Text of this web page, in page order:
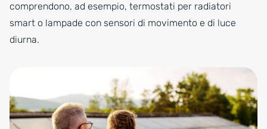
comprendono, ad esempio, termostati per radiatori
smart o lampade con sensori di movimento e di luce
diurna.